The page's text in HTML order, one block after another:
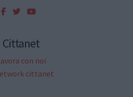
Cittanet
con noi
cittanet